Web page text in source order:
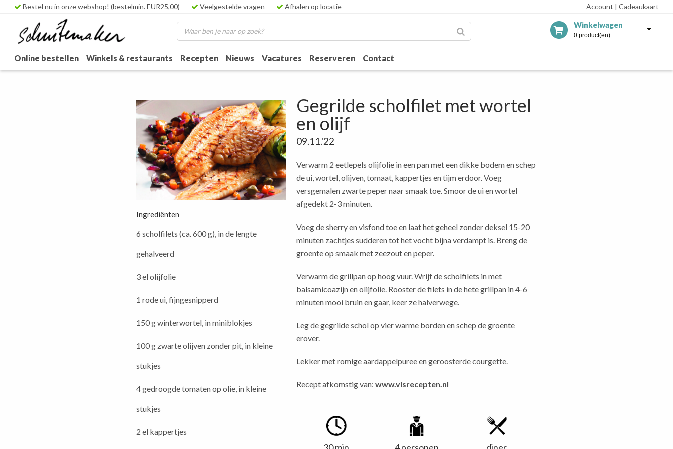
Bestel nu in onze webshop! (bestelmin. EUR25,00) Veelgestelde vragen Afhalen op locatie Account | Cadeaukaart
Winkelwagen
0 product(en)
Online bestellen Winkels & restaurants Recepten Nieuws Vacatures Reserveren Contact
Ingrediënten
6 scholfilets (ca. 600 g), in de lengte
gehalveerd
3 el olijfolie
1 rode ui, fijngesnipperd
150 g winterwortel, in miniblokjes
100 g zwarte olijven zonder pit, in kleine
stukjes
4 gedroogde tomaten op olie, in kleine
stukjes
2 el kappertjes
Gegrilde scholfilet met wortel
en olijf
09.11.'22
Verwarm 2 eetlepels olijfolie in een pan met een dikke bodem en schep
de ui, wortel, olijven, tomaat, kappertjes en tijm erdoor. Voeg
versgemalen zwarte peper naar smaak toe. Smoor de ui en wortel
afgedekt 2-3 minuten.
Voeg de sherry en visfond toe en laat het geheel zonder deksel 15-20
minuten zachtjes sudderen tot het vocht bijna verdampt is. Breng de
groente op smaak met zeezout en peper.
Verwarm de grillpan op hoog vuur. Wrijf de scholfilets in met
balsamicoazijn en olijfolie. Rooster de filets in de hete grillpan in 4-6
minuten mooi bruin en gaar, keer ze halverwege.
Leg de gegrilde schol op vier warme borden en schep de groente
erover.
Lekker met romige aardappelpuree en geroosterde courgette.
Recept afkomstig van: www.visrecepten.nl